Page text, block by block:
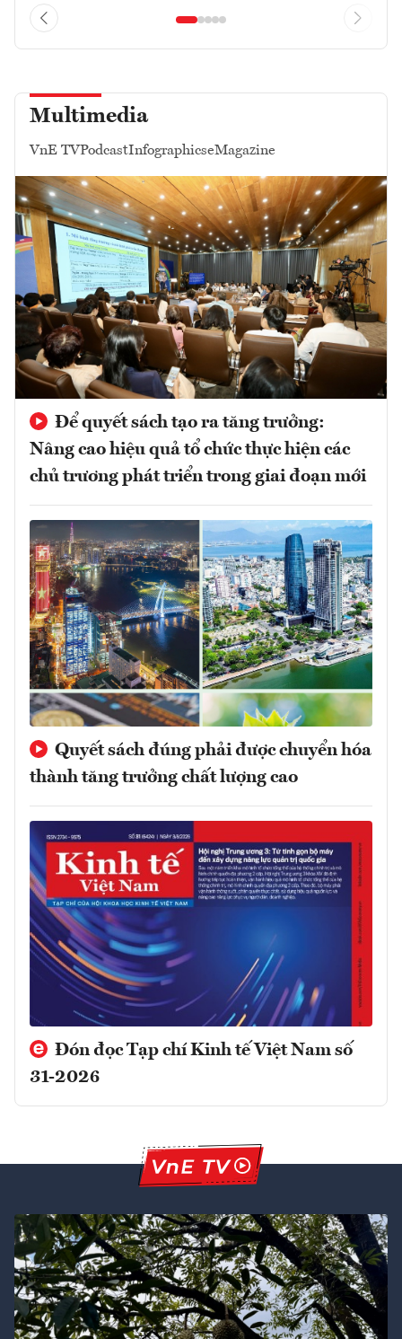
Multimedia
VnE TVPodcastInfographicseMagazine
Để quyết sách tạo ra tăng trưởng:
Nâng cao hiệu quả tổ chức thực hiện các
chủ trương phát triển trong giai đoạn mới
Quyết sách đúng phải được chuyển hóa
thành tăng trưởng chất lượng cao
Đón đọc Tạp chí Kinh tế Việt Nam số
31-2026